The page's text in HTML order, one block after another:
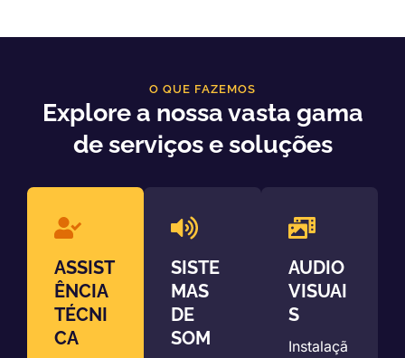
O QUE FAZEMOS
Explore a nossa vasta gama
de serviços e soluções
ASSIST
ÊNCIA
TÉCNI
CA
SISTE
MAS
DE
SOM
AUDIO
VISUAI
S
Instalaçã